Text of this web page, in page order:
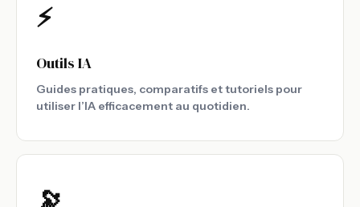
⚡
Outils IA
Guides pratiques, comparatifs et tutoriels pour
utiliser l’IA efficacement au quotidien.